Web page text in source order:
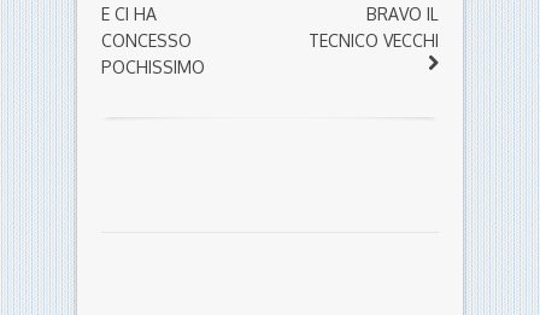
E CI HA
CONCESSO
POCHISSIMO
BRAVO IL
TECNICO VECCHI